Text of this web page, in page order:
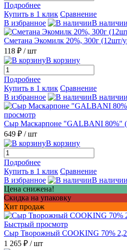
Подробнее
Купить в 1 клик Сравнение
В избранное
В наличии
Сметана Экомилк 20%, 300г (12шт/
118 ₽ / шт
В корзину
Подробнее
Купить в 1 клик Сравнение
В избранное
В наличии
просмотр
Сыр Маскарпоне "GALBANI 80%"
649 ₽ / шт
В корзину
Подробнее
Купить в 1 клик Сравнение
В избранное
В наличии
Цена снижена!
Скидка на упаковку
Хит продаж
Быстрый просмотр
Сыр Творожный COOKING 70%
1 265 ₽ / шт